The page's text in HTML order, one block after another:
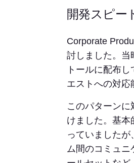
開発スピー
Corporate
討しました。当
トールに配布
エストへの対応
このパターン
けました。基本
っていました
ム間のコミュニ